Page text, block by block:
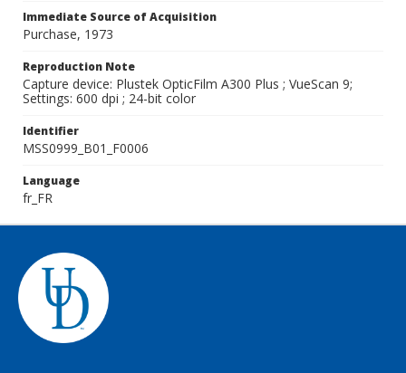
Immediate Source of Acquisition
Purchase, 1973
Reproduction Note
Capture device: Plustek OpticFilm A300 Plus ; VueScan 9;
Settings: 600 dpi ; 24-bit color
Identifier
MSS0999_B01_F0006
Language
fr_FR